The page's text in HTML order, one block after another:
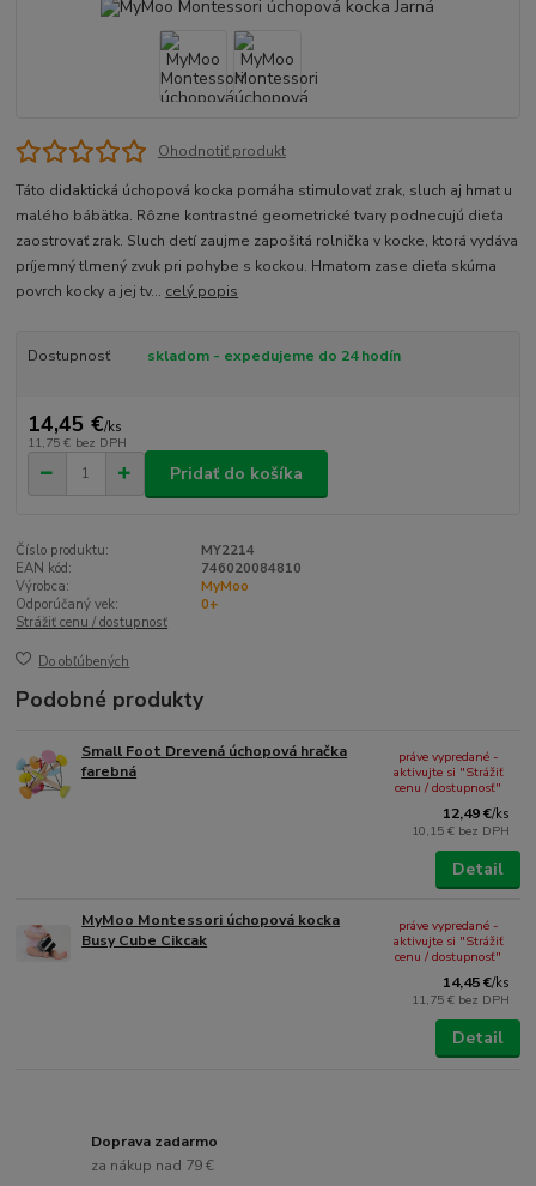
Ohodnotiť produkt
Táto didaktická úchopová kocka pomáha stimulovať zrak, sluch aj hmat u
malého bábätka. Rôzne kontrastné geometrické tvary podnecujú dieťa
zaostrovať zrak. Sluch detí zaujme zapošitá rolnička v kocke, ktorá vydáva
príjemný tlmený zvuk pri pohybe s kockou. Hmatom zase dieťa skúma
povrch kocky a jej tv... celý popis
Dostupnosť skladom - expedujeme do 24 hodín
14,45 €/ks
11,75 € bez DPH
Pridať do košíka
Číslo produktu:
MY2214
EAN kód:
746020084810
Výrobca:
MyMoo
Odporúčaný vek:
0+
Strážiť cenu / dostupnosť
Do obľúbených
Podobné produkty
Small Foot Drevená úchopová hračka
farebná
12,49 €/ks
10,15 € bez DPH
práve vypredané -
aktivujte si "Strážiť
cenu / dostupnosť"
Detail
MyMoo Montessori úchopová kocka
Busy Cube Cikcak
14,45 €/ks
11,75 € bez DPH
práve vypredané -
aktivujte si "Strážiť
cenu / dostupnosť"
Detail
Doprava zadarmo
za nákup nad 79 €